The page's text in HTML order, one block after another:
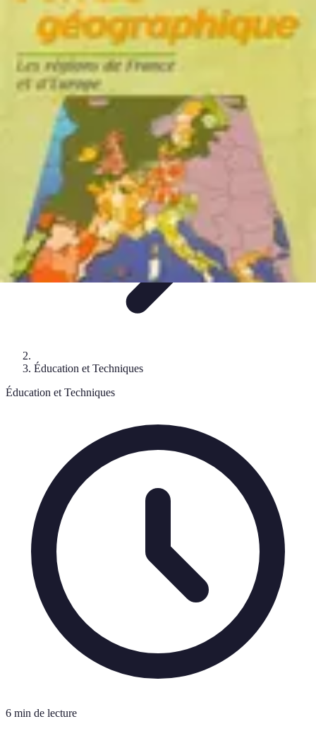
Atlas Géographique
Tendances Perception et UtilisationGuide d'achat Éducation et
ApprentissageAtlas Thématiques
Atlas Géographique
Éducation et Techniques
Éducation et Techniques
6 min de lecture